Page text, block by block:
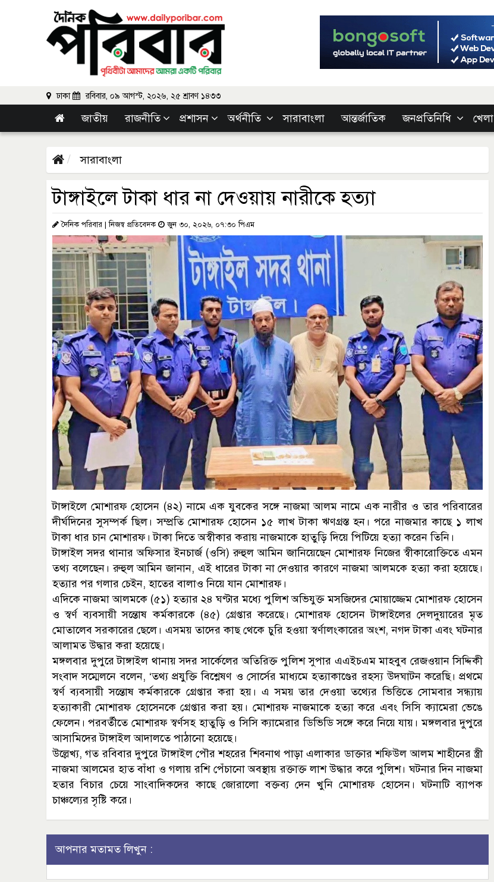
ঢাকা রবিবার, ০৯ আগস্ট, ২০২৬, ২৫ শ্রাবণ ১৪৩৩
জাতীয় রাজনীতি প্রশাসন অর্থনীতি সারাবাংলা আন্তর্জাতিক জনপ্রতিনিধি খেলা
সারাবাংলা
টাঙ্গাইলে টাকা ধার না দেওয়ায় নারীকে হত্যা
দৈনিক পরিবার | নিজস্ব প্রতিবেদক জুন ৩০, ২০২৬, ০৭:৩০ পিএম
টাঙ্গাইলে মোশারফ হোসেন (৪২) নামে এক যুবকের সঙ্গে নাজমা আলম নামে এক নারীর ও তার পরিবারের
দীর্ঘদিনের সুসম্পর্ক ছিল। সম্প্রতি মোশারফ হোসেন ১৫ লাখ টাকা ঋণগ্রস্ত হন। পরে নাজমার কাছে ১ লাখ
টাকা ধার চান মোশারফ। টাকা দিতে অস্বীকার করায় নাজমাকে হাতুড়ি দিয়ে পিটিয়ে হত্যা করেন তিনি।
টাঙ্গাইল সদর থানার অফিসার ইনচার্জ (ওসি) রুহুল আমিন জানিয়েছেন মোশারফ নিজের স্বীকারোক্তিতে এমন
তথ্য বলেছেন। রুহুল আমিন জানান, এই ধারের টাকা না দেওয়ার কারণে নাজমা আলমকে হত্যা করা হয়েছে।
হত্যার পর গলার চেইন, হাতের বালাও নিয়ে যান মোশারফ।
এদিকে নাজমা আলমকে (৫১) হত্যার ২৪ ঘণ্টার মধ্যে পুলিশ অভিযুক্ত মসজিদের মোয়াজ্জেম মোশারফ হোসেন
ও স্বর্ণ ব্যবসায়ী সন্তোষ কর্মকারকে (৪৫) গ্রেপ্তার করেছে। মোশারফ হোসেন টাঙ্গাইলের দেলদুয়ারের মৃত
মোতালেব সরকারের ছেলে। এসময় তাদের কাছ থেকে চুরি হওয়া স্বর্ণালংকারের অংশ, নগদ টাকা এবং ঘটনার
আলামত উদ্ধার করা হয়েছে।
মঙ্গলবার দুপুরে টাঙ্গাইল থানায় সদর সার্কেলের অতিরিক্ত পুলিশ সুপার এএইচএম মাহবুব রেজওয়ান সিদ্দিকী
সংবাদ সম্মেলনে বলেন, ‘তথ্য প্রযুক্তি বিশ্লেষণ ও সোর্সের মাধ্যমে হত্যাকাণ্ডের রহস্য উদঘাটন করেছি। প্রথমে
স্বর্ণ ব্যবসায়ী সন্তোষ কর্মকারকে গ্রেপ্তার করা হয়। এ সময় তার দেওয়া তথ্যের ভিত্তিতে সোমবার সন্ধ্যায়
হত্যাকারী মোশারফ হোসেনকে গ্রেপ্তার করা হয়। মোশারফ নাজমাকে হত্যা করে এবং সিসি ক্যামেরা ভেঙে
ফেলেন। পরবর্তীতে মোশারফ স্বর্ণসহ হাতুড়ি ও সিসি ক্যামেরার ডিভিডি সঙ্গে করে নিয়ে যায়। মঙ্গলবার দুপুরে
আসামিদের টাঙ্গাইল আদালতে পাঠানো হয়েছে।
উল্লেখ্য, গত রবিবার দুপুরে টাঙ্গাইল পৌর শহরের শিবনাথ পাড়া এলাকার ডাক্তার শফিউল আলম শাহীনের স্ত্রী
নাজমা আলমের হাত বাঁধা ও গলায় রশি পেঁচানো অবস্থায় রক্তাক্ত লাশ উদ্ধার করে পুলিশ। ঘটনার দিন নাজমা
হতার বিচার চেয়ে সাংবাদিকদের কাছে জোরালো বক্তব্য দেন খুনি মোশারফ হোসেন। ঘটনাটি ব্যাপক
চাঞ্চল্যের সৃষ্টি করে।
আপনার মতামত লিখুন :